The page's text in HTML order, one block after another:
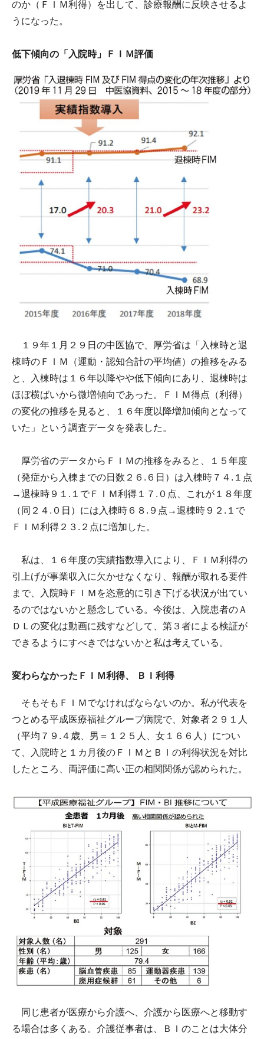
のか（ＦＩＭ利得）を出して、診療報酬に反映させるよ
うになった。
低下傾向の「入院時」ＦＩＭ評価
１９年１月２９日の中医協で、厚労省は「入棟時と退
棟時のＦＩＭ（運動・認知合計の平均値）の推移をみる
と、入棟時は１６年以降やや低下傾向にあり、退棟時は
ほぼ横ばいから微増傾向であった。ＦＩＭ得点（利得）
の変化の推移を見ると、１６年度以降増加傾向となって
いた」という調査データを発表した。
厚労省のデータからＦＩＭの推移をみると、１５年度
（発症から入棟までの日数２６.６日）は入棟時７４.１点
→退棟時９１.１でＦＩＭ利得１７.０点、これが１８年度
（同２４.０日）には入棟時６８.９点→退棟時９２.１で
ＦＩＭ利得２３.２点に増加した。
私は、１６年度の実績指数導入により、ＦＩＭ利得の
引上げが事業収入に欠かせなくなり、報酬が取れる要件
まで、入院時ＦＩＭを恣意的に引き下げる状況が出てい
るのではないかと懸念している。今後は、入院患者のＡ
ＤＬの変化は動画に残すなどして、第３者による検証が
できるようにすべきではないかと私は考えている。
変わらなかったＦＩＭ利得、 ＢＩ利得
そもそもＦＩＭでなければならないのか。私が代表を
つとめる平成医療福祉グループ病院で、対象者２９１人
（平均７９.４歳、男＝１２５人、女１６６人）につい
て、入院時と１カ月後のＦＩＭとＢＩの利得状況を対比
したところ、両評価に高い正の相関関係が認められた。
同じ患者が医療から介護へ、介護から医療へと移動す
る場合は多くある。介護従事者は、ＢＩのことは大体分